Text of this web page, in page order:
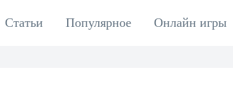
Статьи Популярное Онлайн игры